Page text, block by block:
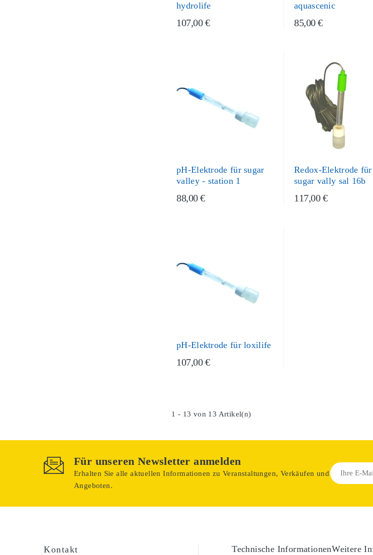
hydrolife
107,00 €
aquascenic
85,00 €
pH-Elektrode für sugar
valley - station 1
88,00 €
Redox-Elektrode für
sugar vally sal 16b
117,00 €
pH-Elektrode für loxilife
107,00 €
1 - 13 von 13 Artikel(n)
Für unseren Newsletter anmelden
Erhalten Sie alle aktuellen Informationen zu Veranstaltungen, Verkäufen und
Angeboten.
Kontakt Technische InformationenWeitere